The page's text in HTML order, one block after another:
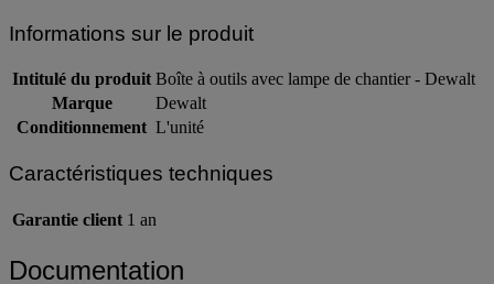
Informations sur le produit
Intitulé du produit Boîte à outils avec lampe de chantier - Dewalt
Marque
Dewalt
Conditionnement L'unité
Caractéristiques techniques
Garantie client 1 an
Documentation